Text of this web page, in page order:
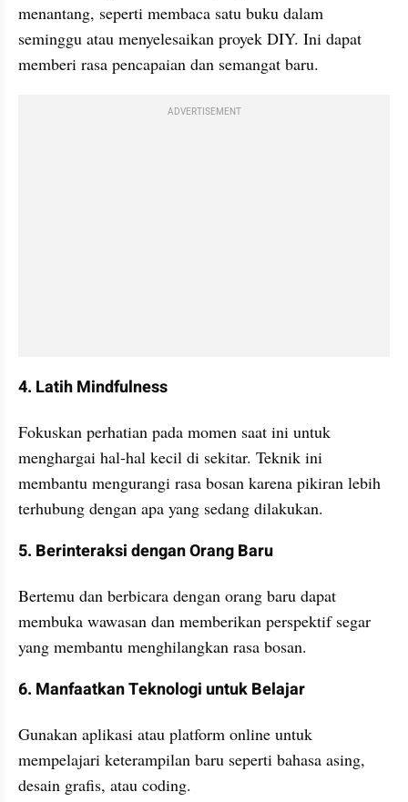
menantang, seperti membaca satu buku dalam
seminggu atau menyelesaikan proyek DIY. Ini dapat
memberi rasa pencapaian dan semangat baru.
ADVERTISEMENT
4. Latih Mindfulness
Fokuskan perhatian pada momen saat ini untuk
menghargai hal-hal kecil di sekitar. Teknik ini
membantu mengurangi rasa bosan karena pikiran lebih
terhubung dengan apa yang sedang dilakukan.
5. Berinteraksi dengan Orang Baru
Bertemu dan berbicara dengan orang baru dapat
membuka wawasan dan memberikan perspektif segar
yang membantu menghilangkan rasa bosan.
6. Manfaatkan Teknologi untuk Belajar
Gunakan aplikasi atau platform online untuk
mempelajari keterampilan baru seperti bahasa asing,
desain grafis, atau coding.